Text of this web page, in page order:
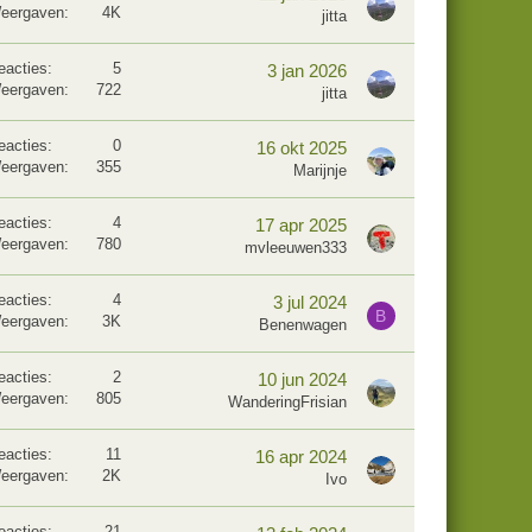
4K jitta
5
722
3 jan 2026
jitta
0
355
16 okt 2025
Marijnje
4
780
17 apr 2025
mvleeuwen333
4
3K
3 jul 2024
Benenwagen B
2
805
10 jun 2024
WanderingFrisian
11
2K
16 apr 2024
Ivo